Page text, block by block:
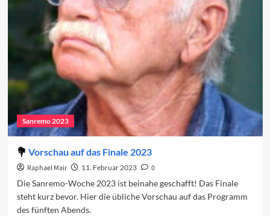
Das
Finale
Sanremo 2023
Vorschau auf das Finale 2023
Raphael Mair 11. Februar 2023
0
Die Sanremo-Woche 2023 ist beinahe geschafft! Das Finale
steht kurz bevor. Hier die übliche Vorschau auf das Programm
des fünften Abends.